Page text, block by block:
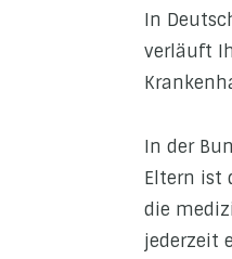
In
verläuft
In der
Eltern ist
die
jederzeit